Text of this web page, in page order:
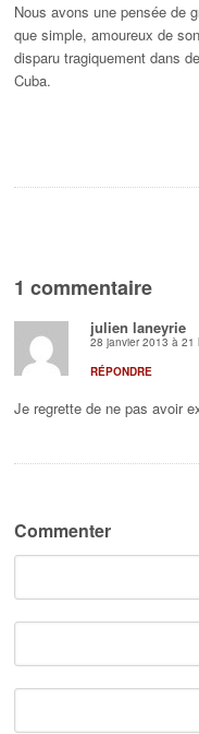
Nous avons une pensée de
que simple, amoureux de
disparu tragiquement dans
Cuba.
1 commentaire
julien laneyrie
28 janvier 2013 à 21
Je regrette de ne pas avoir
RÉPONDRE
Commenter